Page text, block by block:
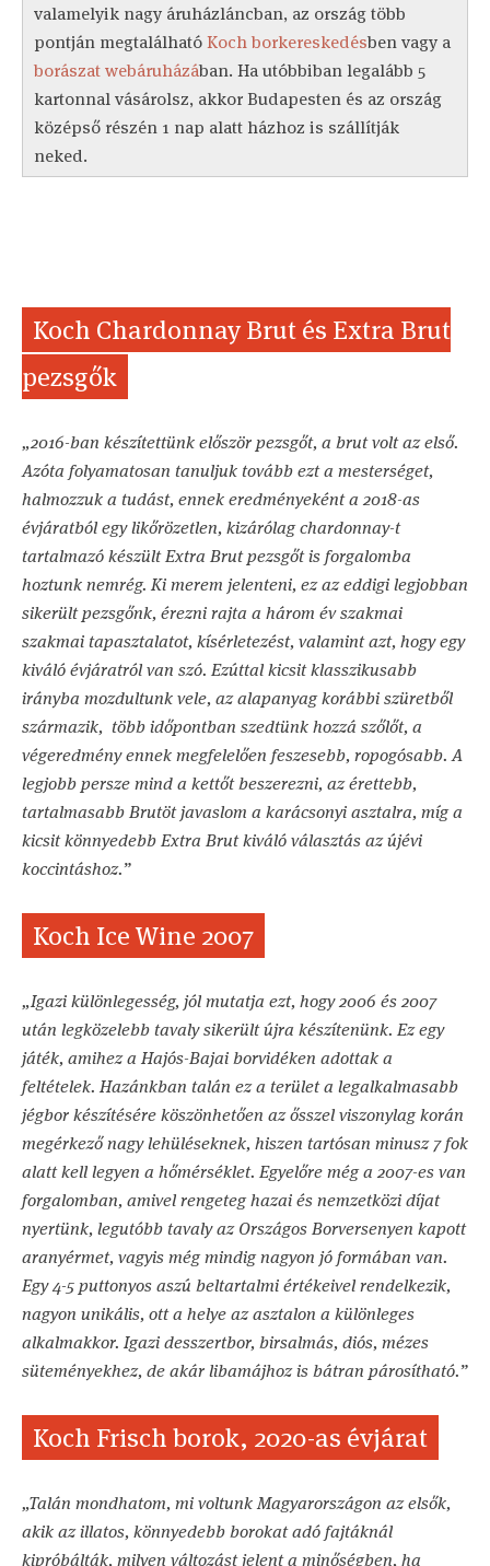
valamelyik nagy áruházláncban, az ország több
pontján megtalálhatóKoch borkereskedésben vagy a
borászat webáruházában. Ha utóbbiban legalább 5
kartonnal vásárolsz, akkor Budapesten és az ország
középső részén 1 nap alatt házhoz is szállítják
neked.
Koch Chardonnay Brut és Extra Brut
pezsgők
„2016-ban készítettünk először pezsgőt, a brut volt az első.
Azóta folyamatosan tanuljuk tovább ezt a mesterséget,
halmozzuk a tudást, ennek eredményeként a 2018-as
évjáratból egy likőrözetlen, kizárólag chardonnay-t
tartalmazó készült Extra Brut pezsgőt is forgalomba
hoztunk nemrég. Ki merem jelenteni, ez az eddigi legjobban
sikerült pezsgőnk, érezni rajta a három év szakmai
szakmai tapasztalatot, kísérletezést, valamint azt, hogy egy
kiváló évjáratról van szó. Ezúttal kicsit klasszikusabb
irányba mozdultunk vele, az alapanyag korábbi szüretből
származik, több időpontban szedtünk hozzá szőlőt, a
végeredmény ennek megfelelően feszesebb, ropogósabb. A
legjobb persze mind a kettőt beszerezni, az érettebb,
tartalmasabb Brutöt javaslom a karácsonyi asztalra, míg a
kicsit könnyedebb Extra Brut kiváló választás az újévi
koccintáshoz.”
Koch Ice Wine 2007
„Igazi különlegesség, jól mutatja ezt, hogy 2006 és 2007
után legközelebb tavaly sikerült újra készítenünk. Ez egy
játék, amihez a Hajós-Bajai borvidéken adottak a
feltételek. Hazánkban talán ez a terület a legalkalmasabb
jégbor készítésére köszönhetően az ősszel viszonylag korán
megérkező nagy lehüléseknek, hiszen tartósan minusz 7 fok
alatt kell legyen a hőmérséklet. Egyelőre még a 2007-es van
forgalomban, amivel rengeteg hazai és nemzetközi díjat
nyertünk, legutóbb tavaly az Országos Borversenyen kapott
aranyérmet, vagyis még mindig nagyon jó formában van.
Egy 4-5 puttonyos aszú beltartalmi értékeivel rendelkezik,
nagyon unikális, ott a helye az asztalon a különleges
alkalmakkor. Igazi desszertbor, birsalmás, diós, mézes
süteményekhez, de akár libamájhoz is bátran párosítható.”
Koch Frisch borok, 2020-as évjárat
„Talán mondhatom, mi voltunk Magyarországon az elsők,
akik az illatos, könnyedebb borokat adó fajtáknál
kipróbálták, milyen változást jelent a minőségben, ha